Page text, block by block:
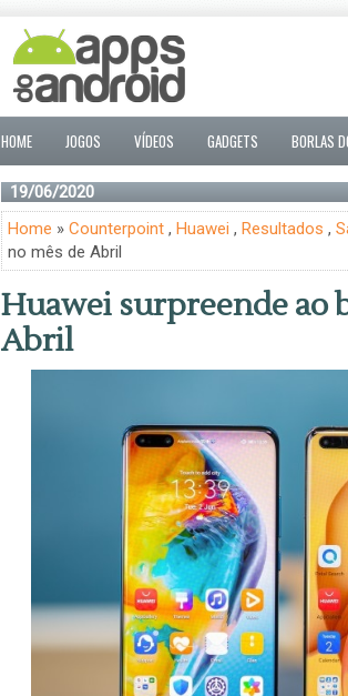
HOME JOGOS VÍDEOS GADGETS BORLAS
19/06/2020
Home » Counterpoint, Huawei , Resultados ,
no mês de Abril
Huawei surpreende ao
Abril